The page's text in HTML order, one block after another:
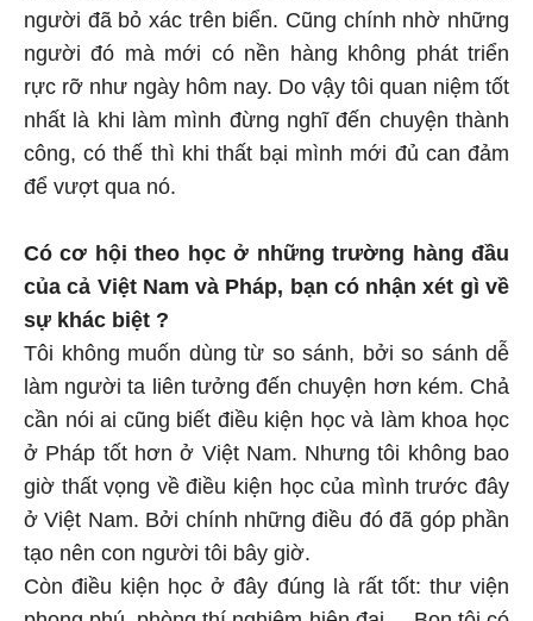
người đã bỏ xác trên biển. Cũng chính nhờ những
người đó mà mới có nền hàng không phát triển
rực rỡ như ngày hôm nay. Do vậy tôi quan niệm tốt
nhất là khi làm mình đừng nghĩ đến chuyện thành
công, có thế thì khi thất bại mình mới đủ can đảm
để vượt qua nó.
Có cơ hội theo học ở những trường hàng đầu
của cả Việt Nam và Pháp, bạn có nhận xét gì về
sự khác biệt ?
Tôi không muốn dùng từ so sánh, bởi so sánh dễ
làm người ta liên tưởng đến chuyện hơn kém. Chả
cần nói ai cũng biết điều kiện học và làm khoa học
ở Pháp tốt hơn ở Việt Nam. Nhưng tôi không bao
giờ thất vọng về điều kiện học của mình trước đây
ở Việt Nam. Bởi chính những điều đó đã góp phần
tạo nên con người tôi bây giờ.
Còn điều kiện học ở đây đúng là rất tốt: thư viện